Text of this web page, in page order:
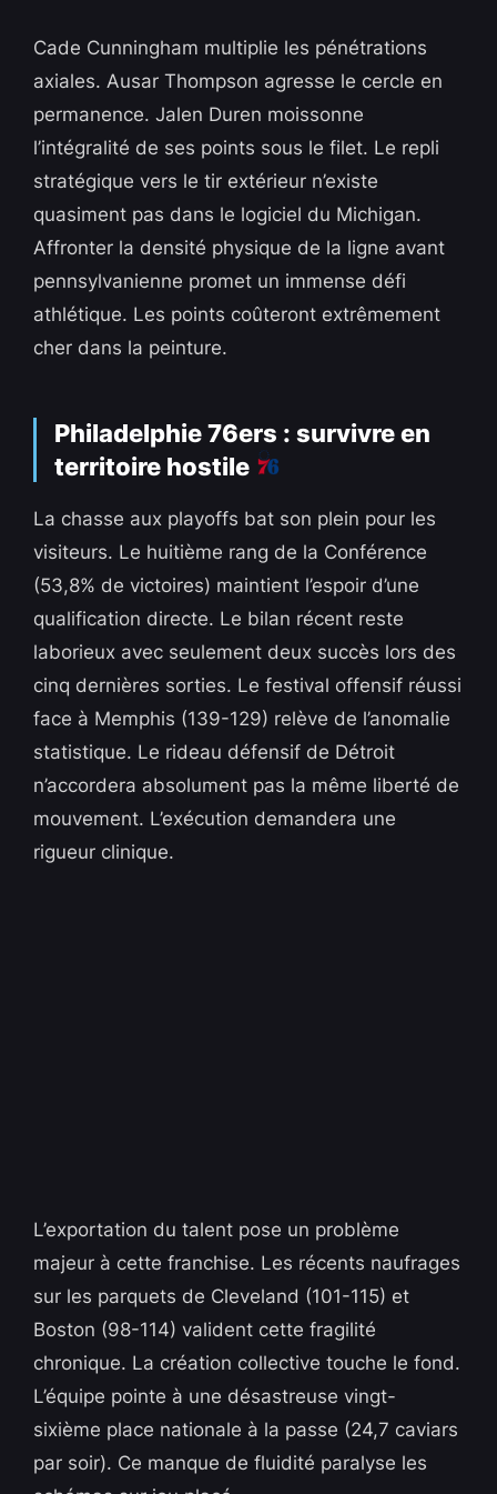
Cade Cunningham multiplie les pénétrations
axiales. Ausar Thompson agresse le cercle en
permanence. Jalen Duren moissonne
l’intégralité de ses points sous le filet. Le repli
stratégique vers le tir extérieur n’existe
quasiment pas dans le logiciel du Michigan.
Affronter la densité physique de la ligne avant
pennsylvanienne promet un immense défi
athlétique. Les points coûteront extrêmement
cher dans la peinture.
Philadelphie 76ers : survivre en
territoire hostile
La chasse aux playoffs bat son plein pour les
visiteurs. Le huitième rang de la Conférence
(53,8% de victoires) maintient l’espoir d’une
qualification directe. Le bilan récent reste
laborieux avec seulement deux succès lors des
cinq dernières sorties. Le festival offensif réussi
face à Memphis (139-129) relève de l’anomalie
statistique. Le rideau défensif de Détroit
n’accordera absolument pas la même liberté de
mouvement. L’exécution demandera une
rigueur clinique.
L’exportation du talent pose un problème
majeur à cette franchise. Les récents naufrages
sur les parquets de Cleveland (101-115) et
Boston (98-114) valident cette fragilité
chronique. La création collective touche le fond.
L’équipe pointe à une désastreuse vingt-
sixième place nationale à la passe (24,7 caviars
par soir). Ce manque de fluidité paralyse les